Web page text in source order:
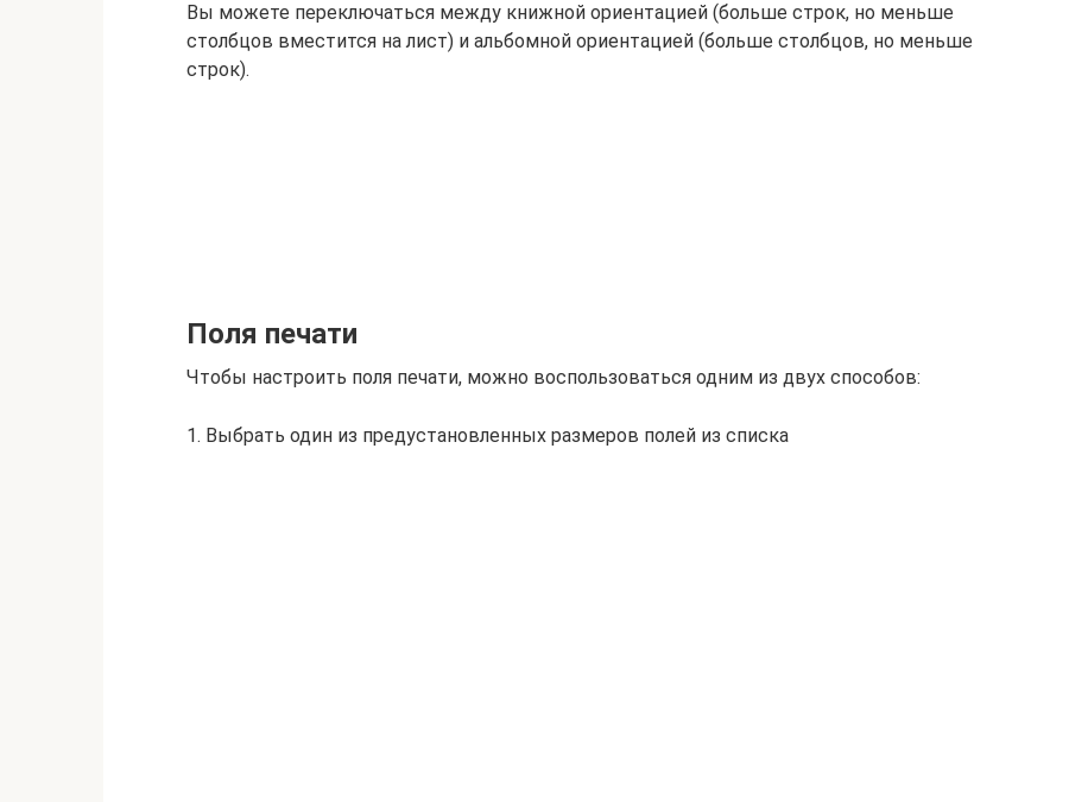
Вы можете переключаться между книжной ориентацией (больше строк, но меньше
столбцов вместится на лист) и альбомной ориентацией (больше столбцов, но меньше
строк).
Поля печати
Чтобы настроить поля печати, можно воспользоваться одним из двух способов:
1. Выбрать один из предустановленных размеров полей из списка